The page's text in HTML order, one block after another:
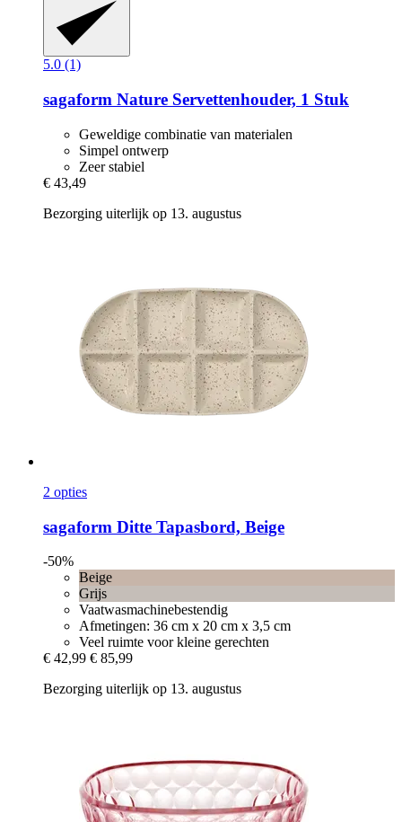
5.0 (1)
sagaform Nature Servettenhouder, 1 Stuk
Geweldige combinatie van materialen
Simpel ontwerp
Zeer stabiel
€ 43,49
Bezorging uiterlijk op 13. augustus
2 opties
sagaform Ditte Tapasbord, Beige
-50%
Beige
Grijs
Vaatwasmachinebestendig
Afmetingen: 36 cm x 20 cm x 3,5 cm
Veel ruimte voor kleine gerechten
€ 42,99 € 85,99
Bezorging uiterlijk op 13. augustus